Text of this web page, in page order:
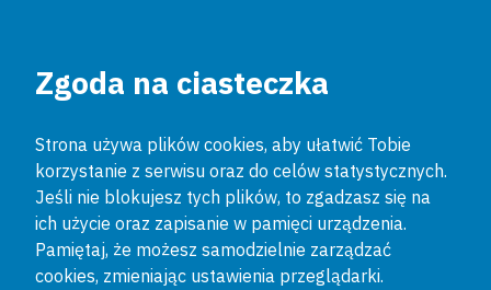
Zgoda na ciasteczka
Strona używa plików cookies, aby ułatwić Tobie
korzystanie z serwisu oraz do celów statystycznych.
Jeśli nie blokujesz tych plików, to zgadzasz się na
ich użycie oraz zapisanie w pamięci urządzenia.
Pamiętaj, że możesz samodzielnie zarządzać
cookies, zmieniając ustawienia przeglądarki.